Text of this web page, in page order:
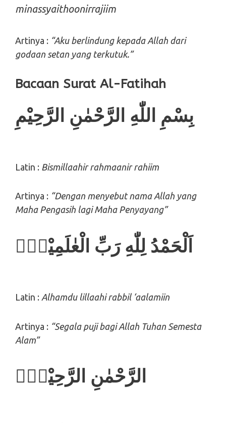
minassyaithoonirrajiim
Artinya : “Aku berlindung kepada Allah dari
godaan setan yang terkutuk.”
Bacaan Surat Al-Fatihah
بِسْمِ اللّٰهِ الرَّحْمٰنِ الرَّحِيْمِ
Latin : Bismillaahir rahmaanir rahiim
Artinya : “Dengan menyebut nama Allah yang
Maha Pengasih lagi Maha Penyayang”
اَلْحَمْدُ لِلّٰهِ رَبِّ الْعٰلَمِيْنَۙ
Latin : Alhamdu lillaahi rabbil ‘aalamiin
Artinya : “Segala puji bagi Allah Tuhan Semesta
Alam”
الرَّحْمٰنِ الرَّحِيْمِۙ